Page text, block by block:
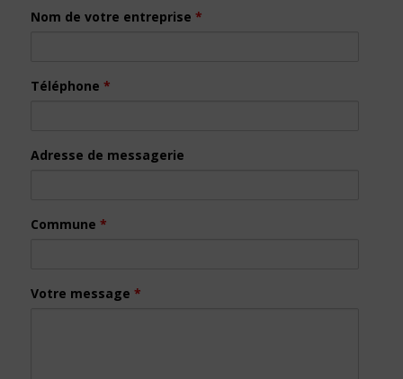
Nom de votre entreprise *
Téléphone *
Adresse de messagerie
Commune *
Votre message *